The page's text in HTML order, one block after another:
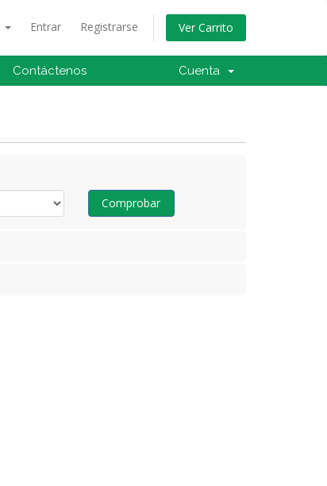
Entrar Registrarse Ver Carrito
Contáctenos Cuenta
Comprobar